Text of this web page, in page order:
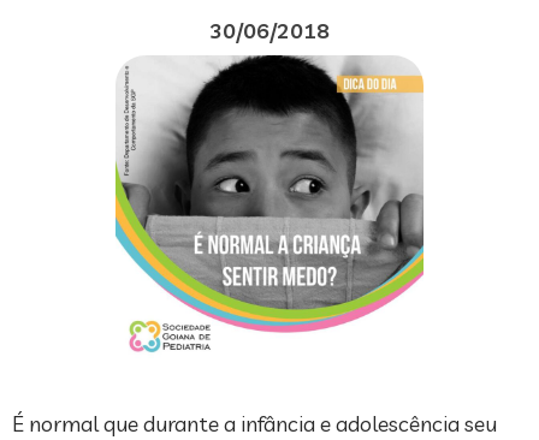
30/06/2018
É normal que durante a infância e adolescência seu